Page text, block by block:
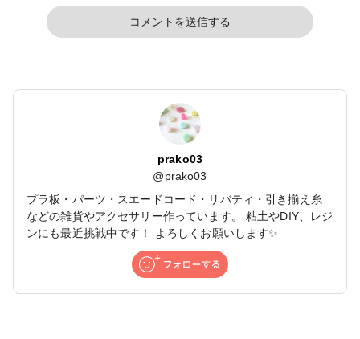
コメントを送信する
prako03
@prako03
プラ板・パーツ・スエードコード・リバティ・引き揃え糸
などの雑貨やアクセサリー作っています。 粘土やDIY、レジ
ンにも最近挑戦中です！ よろしくお願いします✨